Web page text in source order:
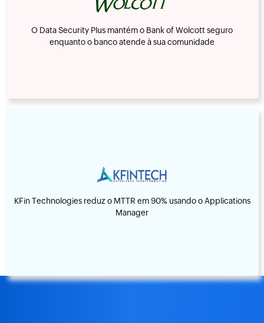
O Data Security Plus mantém o Bank of Wolcott seguro
enquanto o banco atende à sua comunidade
KFin Technologies reduz o MTTR em 90% usando o Applications
Manager